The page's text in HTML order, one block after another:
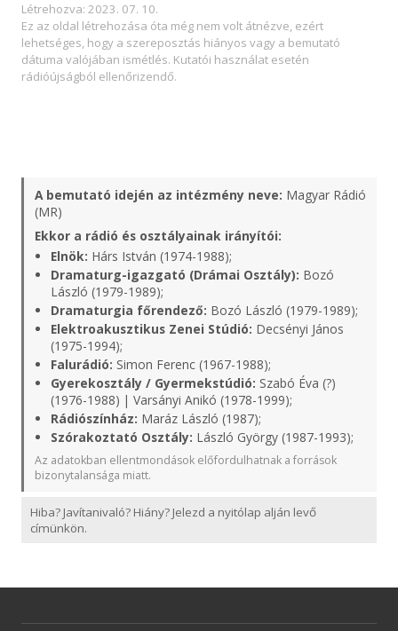
Létrehozva: 2023. 07. 10.
Ez az oldal létrehozása óta még nem volt átnézve, ezért
lehetséges, hogy a szereposztás hiányos vagy a bemutató
dátuma valójában ismétlés. Kutatói használat esetén
rádióújságból ellenőrizendő.
A bemutató idején az intézmény neve: Magyar Rádió
(MR)
Ekkor a rádió és osztályainak irányítói:
Elnök: Hárs István (1974-1988);
Dramaturg-igazgató (Drámai Osztály): Bozó
László (1979-1989);
Dramaturgia főrendező: Bozó László (1979-1989);
Elektroakusztikus Zenei Stúdió: Decsényi János
(1975-1994);
Falurádió: Simon Ferenc (1967-1988);
Gyerekosztály / Gyermekstúdió: Szabó Éva (?)
(1976-1988) | Varsányi Anikó (1978-1999);
Rádiószínház: Maráz László (1987);
Szórakoztató Osztály: László György (1987-1993);
Az adatokban ellentmondások előfordulhatnak a források
bizonytalansága miatt.
Hiba? Javítanivaló? Hiány? Jelezd a nyitólap alján levő
címünkön.